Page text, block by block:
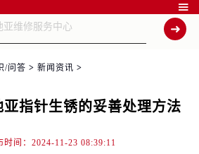

/问答 > 新闻资讯 >
指针生锈的妥善处理方法
时间：2024-11-23 08:39:11